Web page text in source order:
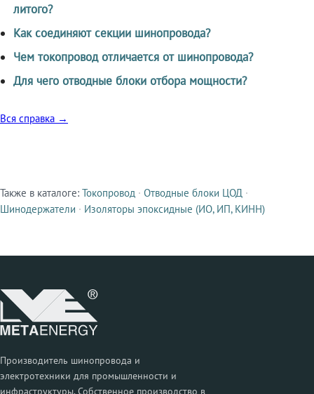
литого?
Как соединяют секции шинопровода?
Чем токопровод отличается от шинопровода?
Для чего отводные блоки отбора мощности?
Вся справка →
Смежные продукты
Также в каталоге: Токопровод · Отводные блоки ЦОД ·
Шинодержатели · Изоляторы эпоксидные (ИО, ИП, КИНН)
Производитель шинопровода и
электротехники для промышленности и
инфраструктуры. Собственное производство в